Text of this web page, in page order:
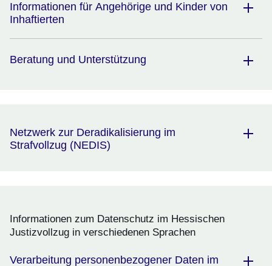
Informationen für Angehörige und Kinder von
Inhaftierten
Beratung und Unterstützung
Netzwerk zur Deradikalisierung im
Strafvollzug (NEDIS)
Informationen zum Datenschutz im Hessischen
Justizvollzug in verschiedenen Sprachen
Verarbeitung personenbezogener Daten im